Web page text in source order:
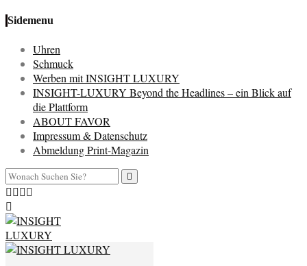
Sidemenu
Uhren
Schmuck
Werben mit INSIGHT LUXURY
INSIGHT-LUXURY Beyond the Headlines – ein Blick auf
die Plattform
ABOUT FAVOR
Impressum & Datenschutz
Abmeldung Print-Magazin